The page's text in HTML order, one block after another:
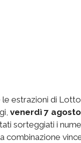
le estrazioni di
venerdì 7
sorteggiati i
combinazione